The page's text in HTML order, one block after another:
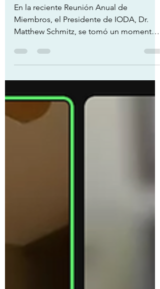
DESPEDIDA Y GRACIAS
En la reciente Reunión Anual de
Matthew Schmitz, se tomó un momento
para reconocer y agradecer a los...